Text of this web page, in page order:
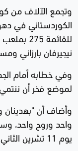
وتجمع الآلاف من
الكوردستاني في
للقائمة
نيجيرفان بارزاني
وفي خطابه أمام
لموضع فخر أن
وأضاف أن "بهدينان
واحد وروح واحد،
يوم 11 تشرين الثاني المقبل."